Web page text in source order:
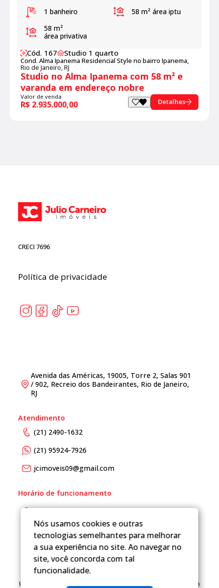
1 banheiro
58 m² área iptu
58 m²
área privativa
Cód. 167 Studio 1 quarto
Cond. Alma Ipanema Residencial Style no bairro Ipanema,
Rio de Janeiro, RJ
Studio no Alma Ipanema com 58 m² e
varanda em endereço nobre
Valor de venda
R$ 2.935.000,00 Detalhes
CRECI 7696
Política de privacidade
Avenida das Américas, 19005, Torre 2, Salas 901
/ 902, Recreio dos Bandeirantes, Rio de Janeiro,
RJ
Atendimento
(21) 2490-1632
(21) 95924-7926
jcimoveis09@gmail.com
Horário de funcionamento
Um projeto Robustcrm.io
Nós usamos cookies e outras
tecnologias semelhantes para melhorar
a sua experiência no site. Ao navegar no
site, você concorda com tal
funcionalidade.